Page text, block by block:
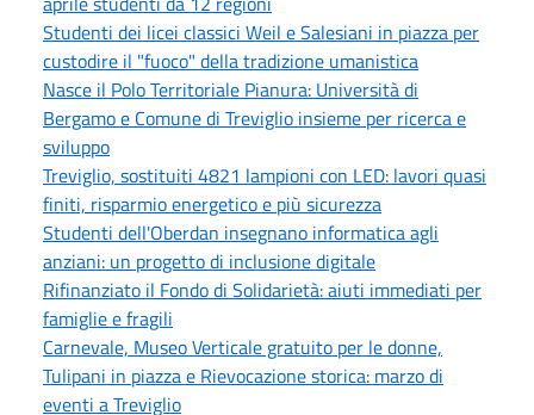
Studenti dei licei classici Weil e Salesiani in piazza per
custodire il "fuoco" della tradizione umanistica
Nasce il Polo Territoriale Pianura: Università di
Bergamo e Comune di Treviglio insieme per ricerca e
sviluppo
Treviglio, sostituiti 4821 lampioni con LED: lavori quasi
finiti, risparmio energetico e più sicurezza
Studenti dell'Oberdan insegnano informatica agli
anziani: un progetto di inclusione digitale
Rifinanziato il Fondo di Solidarietà: aiuti immediati per
famiglie e fragili
Carnevale, Museo Verticale gratuito per le donne,
Tulipani in piazza e Rievocazione storica: marzo di
eventi a Treviglio